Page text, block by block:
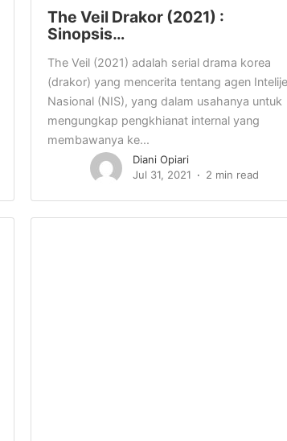
The Veil Drakor (2021) :
Sinopsis…
The Veil (2021) adalah serial drama korea
(drakor) yang mencerita tentang agen
Nasional (NIS), yang dalam usahanya untuk
mengungkap pengkhianat internal yang
membawanya ke...
Diani Opiari
Jul 31, 2021
2 min read